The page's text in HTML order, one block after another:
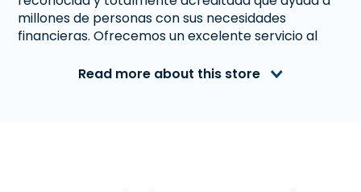
millones de personas con sus necesidades
financieras. Ofrecemos un excelente servicio al
dinero inmediato. Con nosotros obtener un
Read more about this store